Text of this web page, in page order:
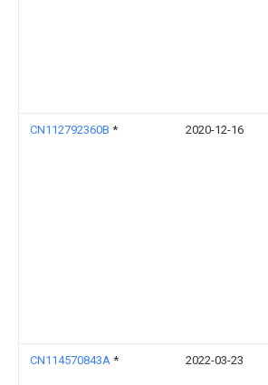
CN112792360B * 2020-12-16
CN114570843A * 2022-03-23